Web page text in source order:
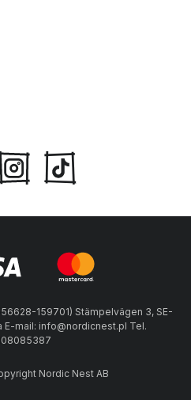
159701) Stämpelvägen 3, SE-
E-mail: info@nordicnest.pl Tel.
Nordic Nest AB